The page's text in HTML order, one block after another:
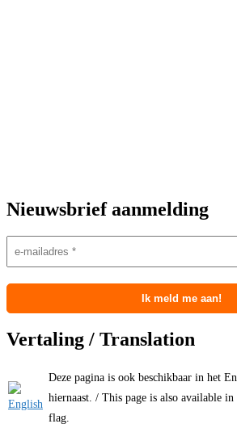
Nieuwsbrief aanmelding
Vertaling / Translation
Deze pagina is ook beschikbaar in het
hiernaast. / This page is also available
flag.